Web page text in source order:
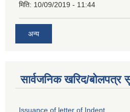
मिति: 10/09/2019 - 11:44
अन्य
सार्वजनिक खरिद/बोलपत्र
Issuance of letter of Indent